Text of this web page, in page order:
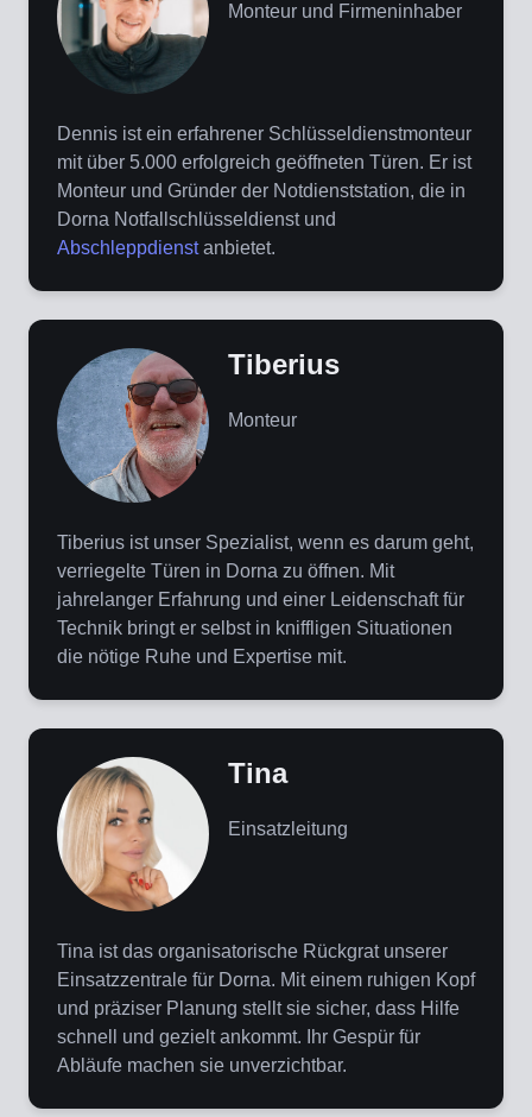
Monteur und Firmeninhaber
Dennis ist ein erfahrener Schlüsseldienstmonteur
mit über 5.000 erfolgreich geöffneten Türen. Er ist
Monteur und Gründer der Notdienststation, die in
Dorna Notfallschlüsseldienst und
Abschleppdienstanbietet.
Tiberius
Monteur
Tiberius ist unser Spezialist, wenn es darum geht,
verriegelte Türen in Dorna zu öffnen. Mit
jahrelanger Erfahrung und einer Leidenschaft für
Technik bringt er selbst in kniffligen Situationen
die nötige Ruhe und Expertise mit.
Tina
Einsatzleitung
Tina ist das organisatorische Rückgrat unserer
Einsatzzentrale für Dorna. Mit einem ruhigen Kopf
und präziser Planung stellt sie sicher, dass Hilfe
schnell und gezielt ankommt. Ihr Gespür für
Abläufe machen sie unverzichtbar.